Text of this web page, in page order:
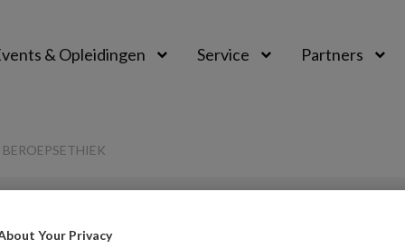
& Opleidingen Service Partners
Your Privacy